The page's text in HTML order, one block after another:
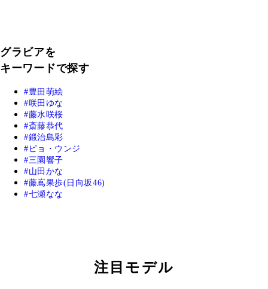
グラビアを
キーワードで探す
豊田萌絵
咲田ゆな
藤水咲桜
斎藤恭代
鍛治島彩
ピョ・ウンジ
三園響子
山田かな
藤嶌果歩(日向坂46)
七瀬なな
注目モデル